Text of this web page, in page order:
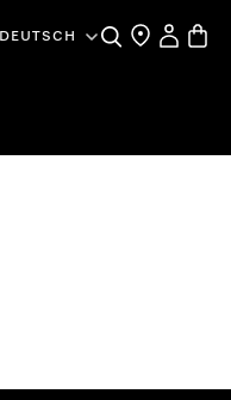
DEUTSCH SucheHändlersuche
Mein